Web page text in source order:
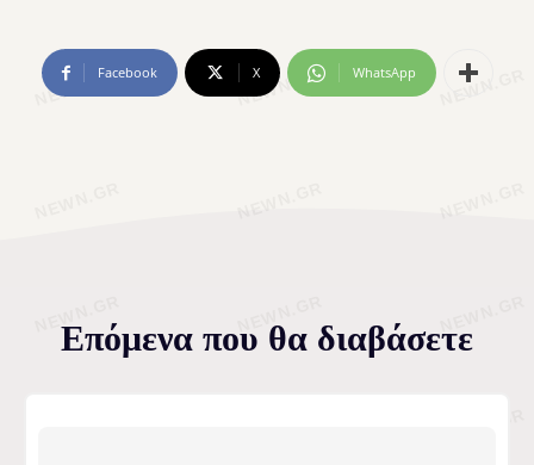
Facebook X WhatsApp
Επόμενα που θα διαβάσετε